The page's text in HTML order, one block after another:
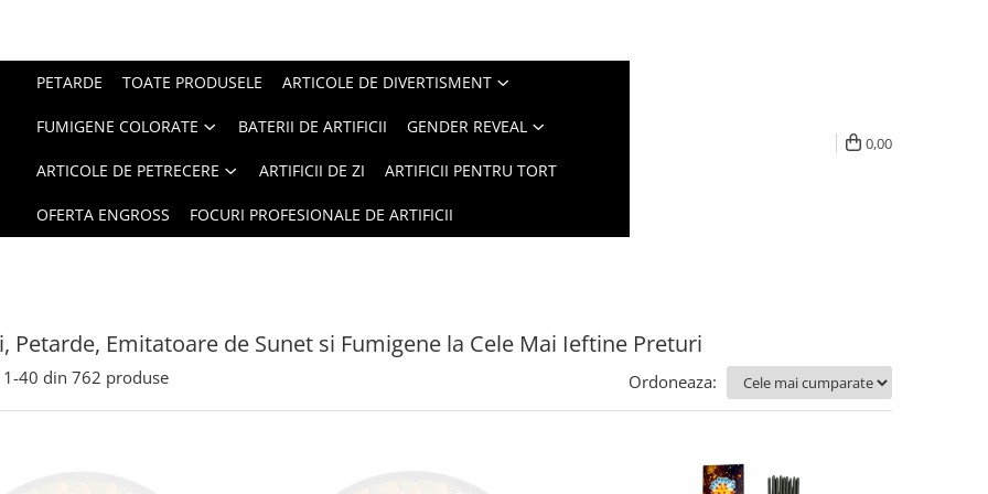
PETARDE TOATE PRODUSELE ARTICOLE DE DIVERTISMENT
FUMIGENE COLORATE BATERII DE ARTIFICII GENDER REVEAL
ARTICOLE DE PETRECERE ARTIFICII DE ZI ARTIFICII PENTRU TORT
OFERTA ENGROSS FOCURI PROFESIONALE DE ARTIFICII
0,00
Petarde, Emitatoare de Sunet si Fumigene la Cele Mai Ieftine Preturi
1-40 din 762 produse Ordoneaza: